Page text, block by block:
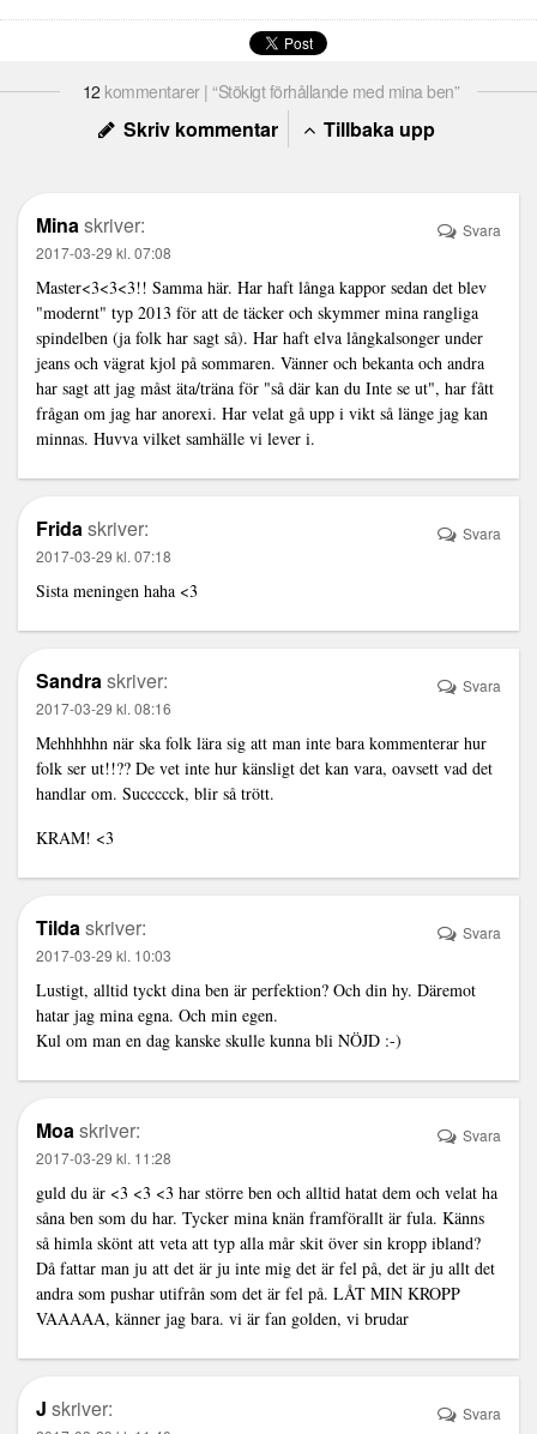
12 kommentarer | “Stökigt förhållande med mina ben”
Skriv kommentar Tillbaka upp
Minaskriver:
2017-03-29 kl. 07:08
Master<3<3<3!! Samma här. Har haft långa kappor sedan det blev
"modernt" typ 2013 för att de täcker och skymmer mina rangliga
spindelben (ja folk har sagt så). Har haft elva långkalsonger under
jeans och vägrat kjol på sommaren. Vänner och bekanta och andra
har sagt att jag måst äta/träna för "så där kan du Inte se ut", har fått
frågan om jag har anorexi. Har velat gå upp i vikt så länge jag kan
minnas. Huvva vilket samhälle vi lever i.
Svara
Fridaskriver:
2017-03-29 kl. 07:18
Sista meningen haha <3
Svara
Sandraskriver:
2017-03-29 kl. 08:16
Mehhhhhn när ska folk lära sig att man inte bara kommenterar hur
folk ser ut!!?? De vet inte hur känsligt det kan vara, oavsett vad det
handlar om. Succccck, blir så trött.
KRAM! <3
Svara
Tildaskriver:
2017-03-29 kl. 10:03
Lustigt, alltid tyckt dina ben är perfektion? Och din hy. Däremot
hatar jag mina egna. Och min egen.
Kul om man en dag kanske skulle kunna bli NÖJD :-)
Svara
Moaskriver:
2017-03-29 kl. 11:28
guld du är <3 <3 <3 har större ben och alltid hatat dem och velat ha
såna ben som du har. Tycker mina knän framförallt är fula. Känns
så himla skönt att veta att typ alla mår skit över sin kropp ibland?
Då fattar man ju att det är ju inte mig det är fel på, det är ju allt det
andra som pushar utifrån som det är fel på. LÅT MIN KROPP
VAAAAA, känner jag bara. vi är fan golden, vi brudar
Svara
J skriver: Svara